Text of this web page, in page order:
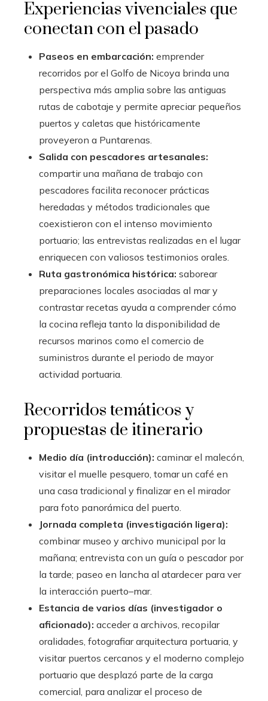
Experiencias vivenciales que
conectan con el pasado
Paseos en embarcación: emprender
recorridos por el Golfo de Nicoya brinda una
perspectiva más amplia sobre las antiguas
rutas de cabotaje y permite apreciar pequeños
puertos y caletas que históricamente
proveyeron a Puntarenas.
Salida con pescadores artesanales:
compartir una mañana de trabajo con
pescadores facilita reconocer prácticas
heredadas y métodos tradicionales que
coexistieron con el intenso movimiento
portuario; las entrevistas realizadas en el lugar
enriquecen con valiosos testimonios orales.
Ruta gastronómica histórica: saborear
preparaciones locales asociadas al mar y
contrastar recetas ayuda a comprender cómo
la cocina refleja tanto la disponibilidad de
recursos marinos como el comercio de
suministros durante el periodo de mayor
actividad portuaria.
Recorridos temáticos y
propuestas de itinerario
Medio día (introducción): caminar el malecón,
visitar el muelle pesquero, tomar un café en
una casa tradicional y finalizar en el mirador
para foto panorámica del puerto.
Jornada completa (investigación ligera):
combinar museo y archivo municipal por la
mañana; entrevista con un guía o pescador por
la tarde; paseo en lancha al atardecer para ver
la interacción puerto–mar.
Estancia de varios días (investigador o
aficionado): acceder a archivos, recopilar
oralidades, fotografiar arquitectura portuaria, y
visitar puertos cercanos y el moderno complejo
portuario que desplazó parte de la carga
comercial, para analizar el proceso de